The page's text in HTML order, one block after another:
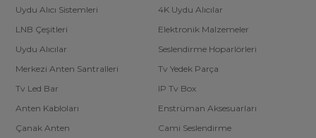
Uydu Alıcı Sistemleri
4K Uydu Alıcılar
LNB Çeşitleri
Elektronik Malzemeler
Uydu Alıcılar
Seslendirme Hoparlörleri
Merkezi Anten Santralleri
Tv Yedek Parça
Tv Led Bar
IP Tv Box
Anten Kabloları
Enstrüman Aksesuarları
Çanak Anten
Cami Seslendirme